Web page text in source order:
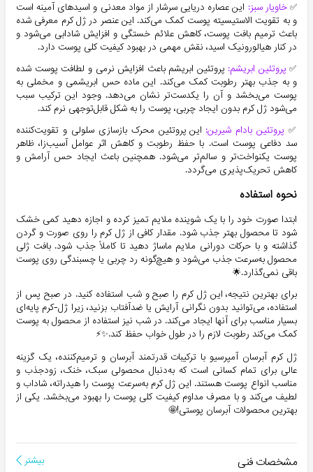
✅خاویار سبز: این عصاره دریایی سرشار از مواد معدنی و اسیدهای آمینه است
و به تقویت الاستیسیته پوست کمک می‌کند. این عنصر در ژل کرم معرفی شده
باعث ترمیم بافت پوست، کاهش علائم خستگی و افزایش شادابی می‌شود و
در کنار هیالورونیک اسید، نقش مهمی در بهبود کیفیت کلی پوست دارد.
✅ پروتئین ابریشم: پروتئین ابریشم باعث افزایش نرمی و لطافت پوست شده
و به جذب بهتر رطوبت کمک می‌کند. این ماده حس ابریشمی و مخملی به
پوست می‌بخشد و آن را یکدست‌تر نشان می‌دهد. وجود این ترکیب سبب
می‌شود ژل کرم بدون ایجاد چربی، پوست را به شکل قابل‌توجهی نرم کند.
✅ پروتئین بادام شیرین: این پروتئین محرک بازسازی سلولی و تقویت‌کننده
سد دفاعی پوست است. با حفظ رطوبت و کاهش اثر عوامل آسیب‌زا، ظاهر
پوست یکنواخت‌تر و سالم‌تر می‌شود. همچنین باعث ایجاد حس آرامش و
کاهش تحریک‌پذیری می‌گردد.
نحوه استفاده
ابتدا صورت خود را با یک شوینده ملایم تمیز کرده و اجازه دهید کمی خشک
شود تا محصول بهتر جذب شود. مقدار کافی از ژل کرم را روی صورت و گردن
گذاشته و با حرکات دورانی ملایم ماساژ دهید تا کاملاً جذب شود. بافت ژلی
محصول به‌سرعت جذب می‌شود و هیچ‌گونه رد چربی یا چسبندگی روی پوست
باقی نمی‌گذارد.🌟
برای بهترین نتیجه، این ژل کرم را صبح و شب استفاده کنید. در صبح پس از
استفاده، می‌توانید بدون نگرانی آرایش یا ضدآفتاب بزنید، زیرا ژل-کرم پایه‌ای
بسیار مناسب برای آنها ایجاد می‌کند. در شب نیز استفاده از محصول به پوست
کمک می‌کند رطوبت لازم را در طول خواب حفظ کند.✨⚡
ژل کرم آبرسان آمپرسیو با ترکیبات قدرتمند آبرسان و ترمیم‌کننده، یک گزینه
عالی برای تمام کسانی است که به‌دنبال محصولی سبک، خنک، زودجذب و
مناسب انواع پوست هستند. این ژل کرم به‌سرعت پوست را هیدراته، شاداب و
لطیف می‌کند و با مصرف مداوم کیفیت کلی پوست را بهبود می‌بخشد. یکی از
بهترین محصولات آبرسان پوستی!🤩
مشخصات فنی بیشتر